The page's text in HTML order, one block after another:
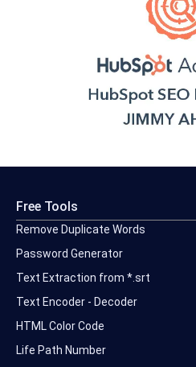
Free Tools
Remove Duplicate Words
Password Generator
Text Extraction from *.srt
Text Encoder - Decoder
HTML Color Code
Life Path Number